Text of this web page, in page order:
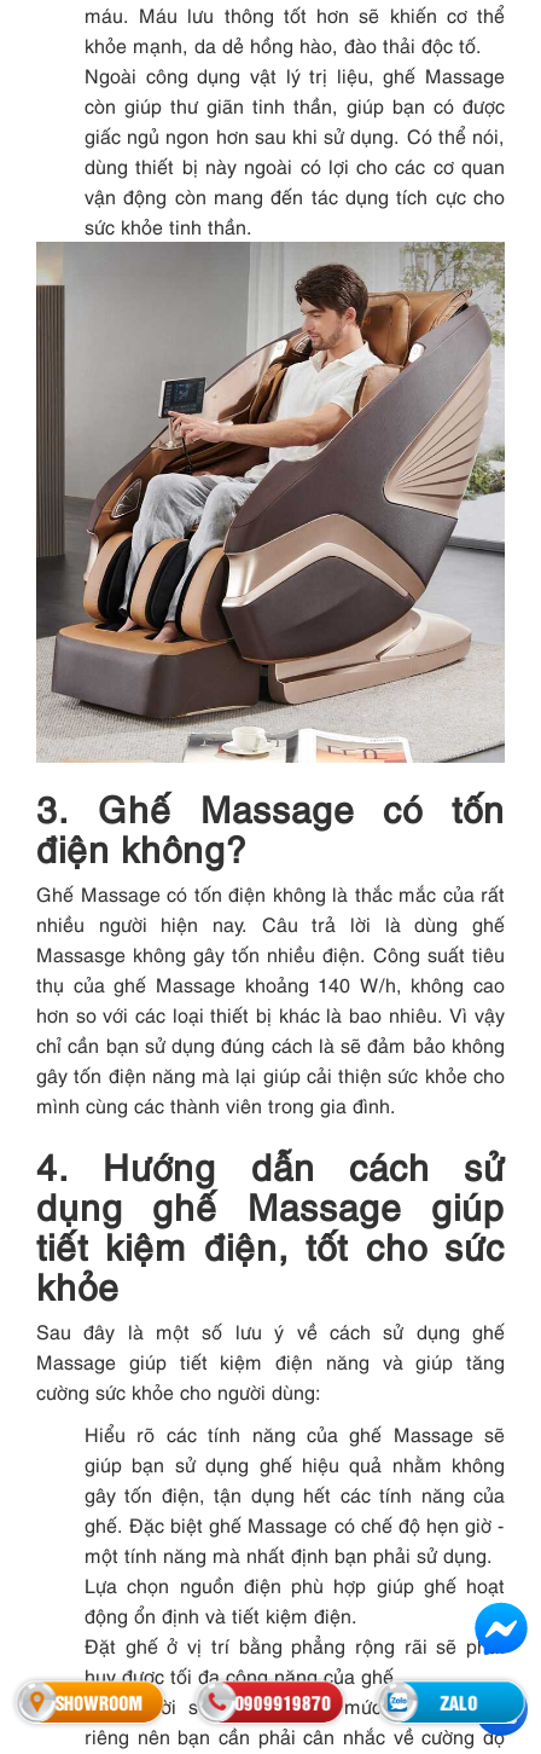
máu. Máu lưu thông tốt hơn sẽ khiến cơ thể
khỏe mạnh, da dẻ hồng hào, đào thải độc tố.
Ngoài công dụng vật lý trị liệu, ghế Massage
còn giúp thư giãn tinh thần, giúp bạn có được
giấc ngủ ngon hơn sau khi sử dụng. Có thể nói,
dùng thiết bị này ngoài có lợi cho các cơ quan
vận động còn mang đến tác dụng tích cực cho
sức khỏe tinh thần.
3. Ghế Massage có tốn
điện không?
Ghế Massage có tốn điện không là thắc mắc của rất
nhiều người hiện nay. Câu trả lời là dùng ghế
Massasge không gây tốn nhiều điện. Công suất tiêu
thụ của ghế Massage khoảng 140 W/h, không cao
hơn so với các loại thiết bị khác là bao nhiêu. Vì vậy
chỉ cần bạn sử dụng đúng cách là sẽ đảm bảo không
gây tốn điện năng mà lại giúp cải thiện sức khỏe cho
mình cùng các thành viên trong gia đình.
4. Hướng dẫn cách sử
dụng ghế Massage giúp
tiết kiệm điện, tốt cho sức
khỏe
Sau đây là một số lưu ý về cách sử dụng ghế
Massage giúp tiết kiệm điện năng và giúp tăng
cường sức khỏe cho người dùng:
Hiểu rõ các tính năng của ghế Massage sẽ
giúp bạn sử dụng ghế hiệu quả nhằm không
gây tốn điện, tận dụng hết các tính năng của
ghế. Đặc biệt ghế Massage có chế độ hẹn giờ -
một tính năng mà nhất định bạn phải sử dụng.
Lựa chọn nguồn điện phù hợp giúp ghế hoạt
động ổn định và tiết kiệm điện.
Đặt ghế ở vị trí bằng phẳng rộng rãi sẽ phát
huy được tối đa công năng của ghế.
Mỗi người sẽ phù hợp với mức độ Massage
riêng nên bạn cần phải cân nhắc về cường độ
SHOWROOM 0909919870 ZALO